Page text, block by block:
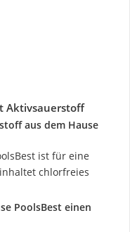
Aktivsauerstoff
aus dem Hause
ist für eine
chlorfreies
PoolsBest einen